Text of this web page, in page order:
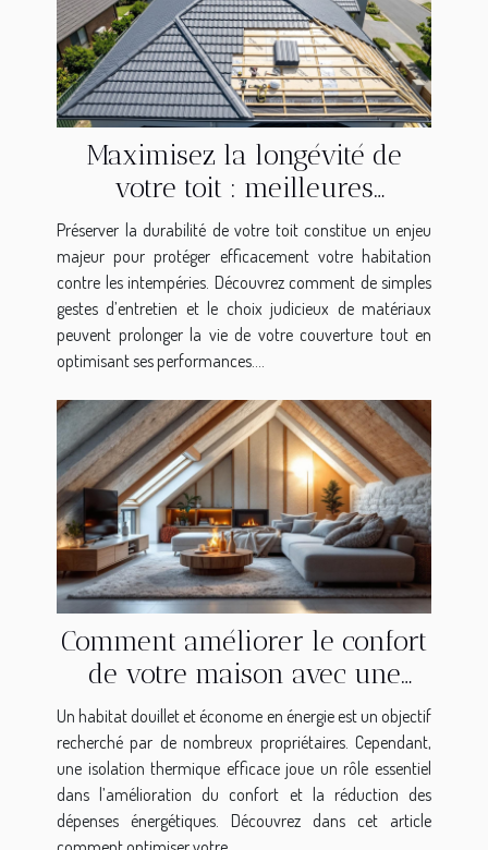
Maximisez la longévité de
votre toit : meilleures
pratiques et matériaux
Préserver la durabilité de votre toit constitue un enjeu
majeur pour protéger efficacement votre habitation
contre les intempéries. Découvrez comment de simples
gestes d’entretien et le choix judicieux de matériaux
peuvent prolonger la vie de votre couverture tout en
optimisant ses performances....
Comment améliorer le confort
de votre maison avec une
isolation thermique efficace ?
Un habitat douillet et économe en énergie est un objectif
recherché par de nombreux propriétaires. Cependant,
une isolation thermique efficace joue un rôle essentiel
dans l’amélioration du confort et la réduction des
dépenses énergétiques. Découvrez dans cet article